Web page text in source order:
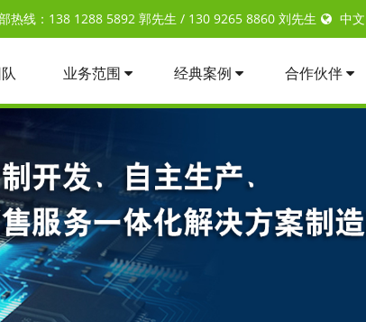
热线：138 1288 5892 郭先生 / 130 9265 8860 刘先生 中文
业务范围 经典案例 合作伙伴